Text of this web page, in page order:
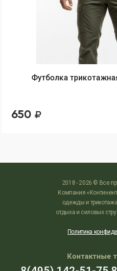
Футболка
650
2018 - 2026 © Все
Компания
одежды и
отдыха и силовых
Политика
Контактные